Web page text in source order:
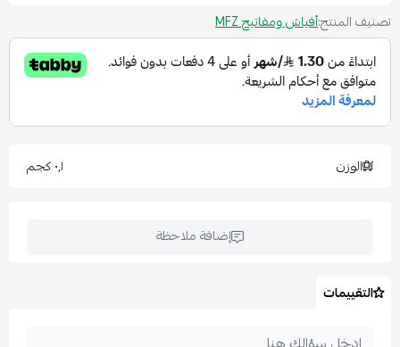
تصنيف المنتج:أفياش ومفاتيح MFZ
الوزن ٠٫١ كجم
إضافة ملاحظة
التقييمات